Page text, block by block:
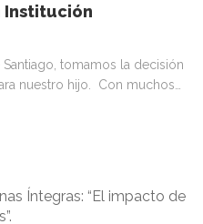
Institución
tomamos la decisión
nuestro hijo. Con muchos…
Íntegras: “El impacto de